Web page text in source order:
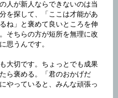
人が新人ならできないのは当
を探して、「ここは才能があ
ね」と褒めて良いところを伸
そちらの方が短所を無理に改
思うんです。
大切です。ちょっとでも成果
ら褒める。「君のおかげだ
やっていると、みんな頑張っ